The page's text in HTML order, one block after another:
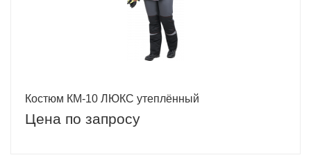
Костюм КМ-10 ЛЮКС утеплённый
Цена по запросу